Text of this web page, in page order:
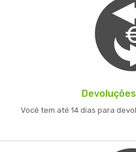
Você tem até 14 dias para